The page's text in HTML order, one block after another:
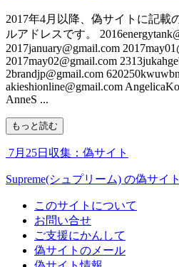
2017年4月以降、偽サイトに記載
ルアドレスです。
2017january@gmail.com
2017may02@gmail.com
2brandjp@gmail.com
akieshionline@gmail.com
AnneS ...
もっと読む
7月25日収集：偽サイト
Supreme(シュプリーム) の偽サイ
このサイトについて
お問い合せ
ご支援にかんして
偽サイトのメール